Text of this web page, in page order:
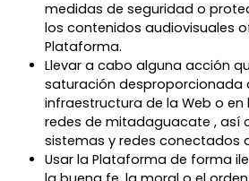
medidas de seguridad o
los contenidos audiovisuales
Plataforma.
Llevar a cabo alguna acción
saturación desproporcionada
infraestructura de la Web o en
redes de mitadaguacate , así
sistemas y redes conectados
Usar la Plataforma de forma